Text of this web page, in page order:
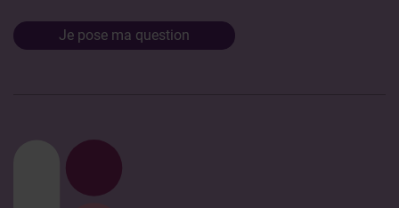
Je pose ma question